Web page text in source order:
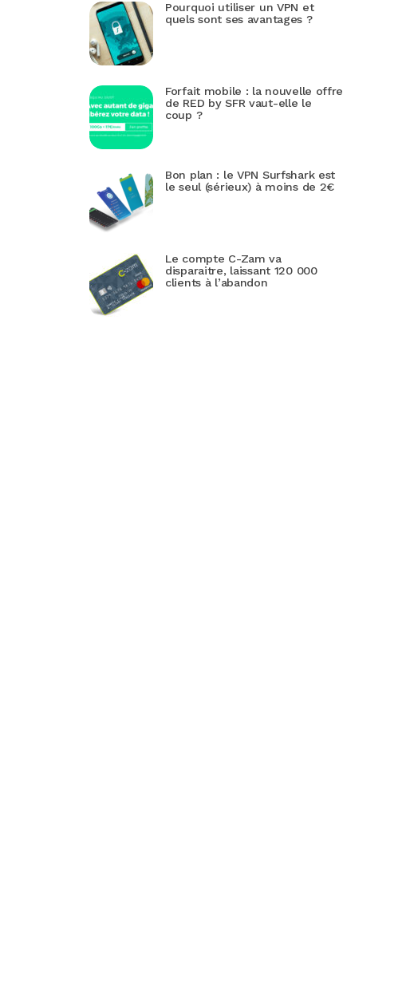
Pourquoi utiliser un VPN et
quels sont ses avantages ?
Forfait mobile : la nouvelle offre
de RED by SFR vaut-elle le
coup ?
Bon plan : le VPN Surfshark est
le seul (sérieux) à moins de 2€
Le compte C-Zam va
disparaitre, laissant 120 000
clients à l’abandon